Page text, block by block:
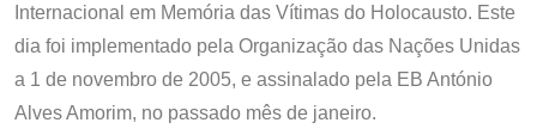
Internacional em Memória das Vítimas do Holocausto. Este
dia foi implementado pela Organização das Nações Unidas
a 1 de novembro de 2005, e assinalado pela EB António
Alves Amorim, no passado mês de janeiro.